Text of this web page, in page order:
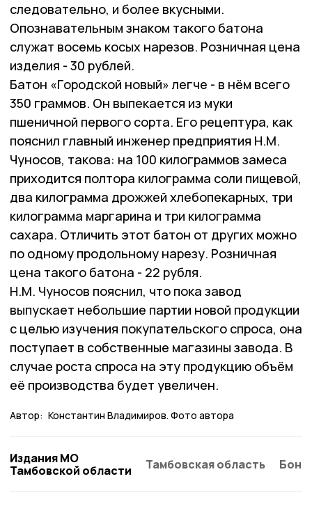
следовательно, и более вкусными.
Опознавательным знаком такого батона
служат восемь косых нарезов. Розничная цена
изделия - 30 рублей.
Батон «Городской новый» легче - в нём всего
350 граммов. Он выпекается из муки
пшеничной первого сорта. Его рецептура, как
пояснил главный инженер предприятия Н.М.
Чуносов, такова: на 100 килограммов замеса
приходится полтора килограмма соли пищевой,
два килограмма дрожжей хлебопекарных, три
килограмма маргарина и три килограмма
сахара. Отличить этот батон от других можно
по одному продольному нарезу. Розничная
цена такого батона - 22 рубля.
Н.М. Чуносов пояснил, что пока завод
выпускает небольшие партии новой продукции
с целью изучения покупательского спроса, она
поступает в собственные магазины завода. В
случае роста спроса на эту продукцию объём
её производства будет увеличен.
Автор: Константин Владимиров. Фото автора
Издания МО
Тамбовской области
Тамбовская область